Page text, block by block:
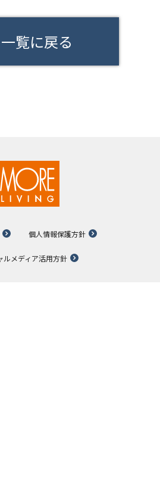
一覧に戻る
個人情報保護方針
ルメディア活用方針